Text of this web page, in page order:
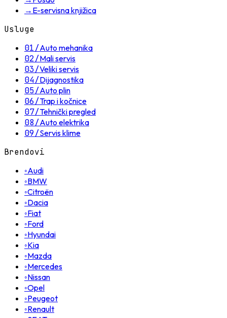
→ E-servisna knjižica
Usluge
01/Auto mehanika
02/Mali servis
03/Veliki servis
04/Dijagnostika
05/Auto plin
06/Trap i kočnice
07/Tehnički pregled
08/Auto elektrika
09/Servis klime
Brendovi
◦Audi
◦BMW
◦Citroën
◦Dacia
◦Fiat
◦Ford
◦Hyundai
◦Kia
◦Mazda
◦Mercedes
◦Nissan
◦Opel
◦Peugeot
◦Renault